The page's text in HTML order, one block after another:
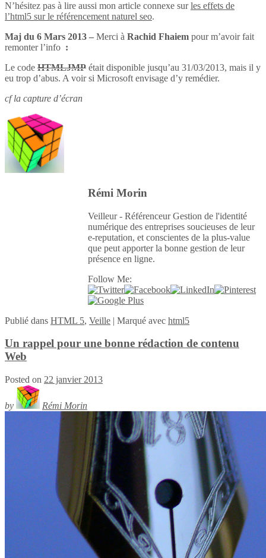
N’hésitez pas à lire aussi mon article connexe surles effets de
l’html5 sur le référencement naturel seo.
Maj du 6 Mars 2013 – Merci à Rachid Fhaiem pour m’avoir fait
remonter l’info :
Le code HTMLJMP était disponible jusqu’au 31/03/2013, mais il y
eu trop d’abus. A voir si Microsoft envisage d’y remédier.
cf la capture d’écran
Rémi Morin
Veilleur - Référenceur Gestion de l'identité
numérique des entreprises soucieuses de leur
e-reputation, et conscientes de la plus-value
que peut apporter la bonne gestion de leur
présence en ligne.
Follow Me:
Publié dans HTML 5, Veille | Marqué avec html5
Un rappel pour une bonne rédaction de contenu
Web
Posted on 22 janvier 2013
by Rémi Morin